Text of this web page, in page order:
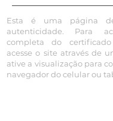
Esta é uma página
autenticidade. Para
completa do
acesse o site através de
ative a visualização para
navegador do celular ou